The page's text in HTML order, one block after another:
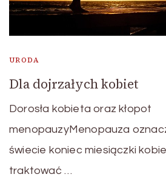
URODA
Dla dojrzałych kobiet
Dorosła kobieta oraz kłopot
menopauzyMenopauza
świecie koniec miesiączki
traktować …